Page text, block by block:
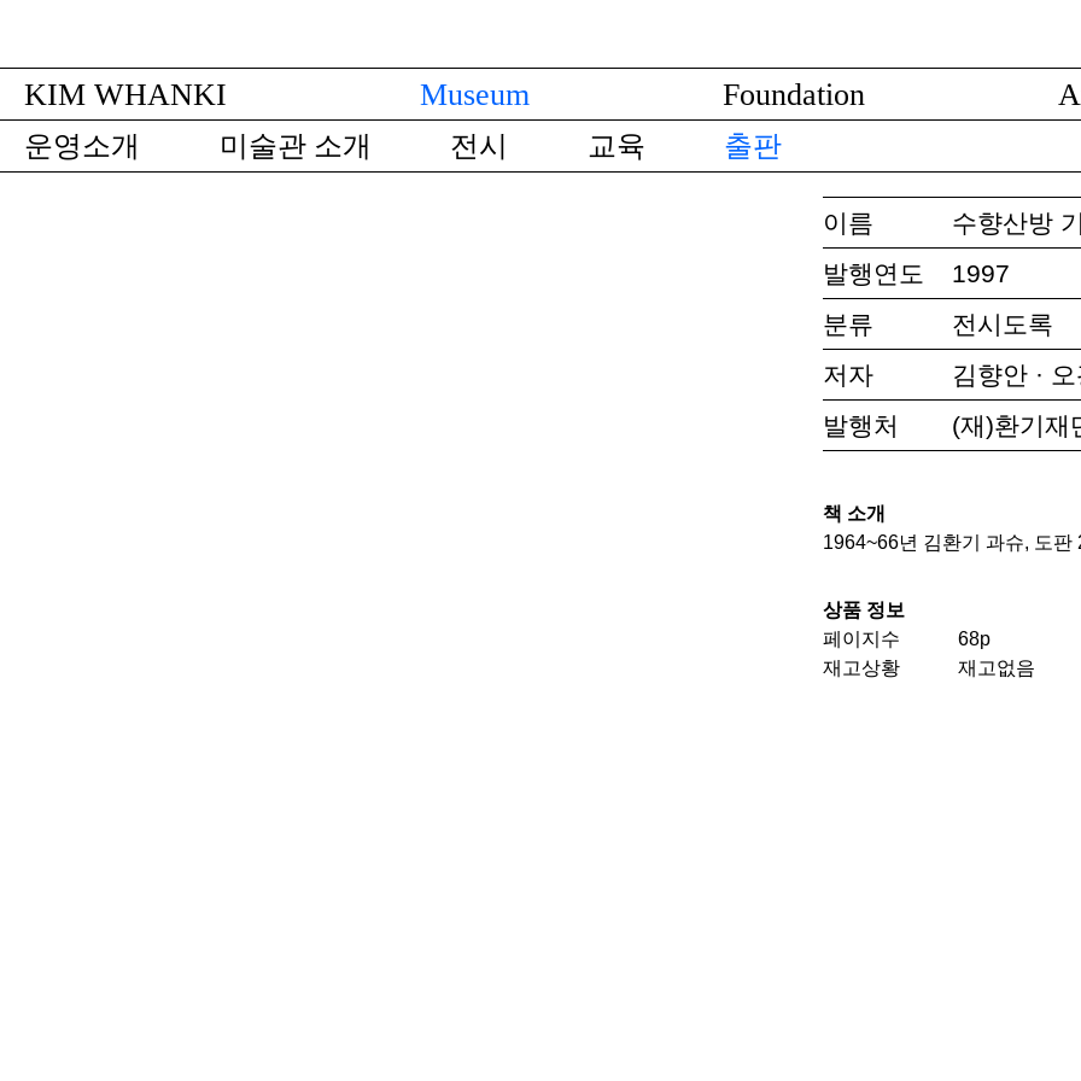
KIM WHANKI Museum Foundation
운영소개 미술관 소개 전시 교육 출판
이름
수향산방
발행연도
1997
분류
전시도록
저자
김향안 ·
발행처
(재)환기재
책 소개
1964~66년 김환기 과슈, 도판
상품 정보
페이지수
68p
재고상황
재고없음